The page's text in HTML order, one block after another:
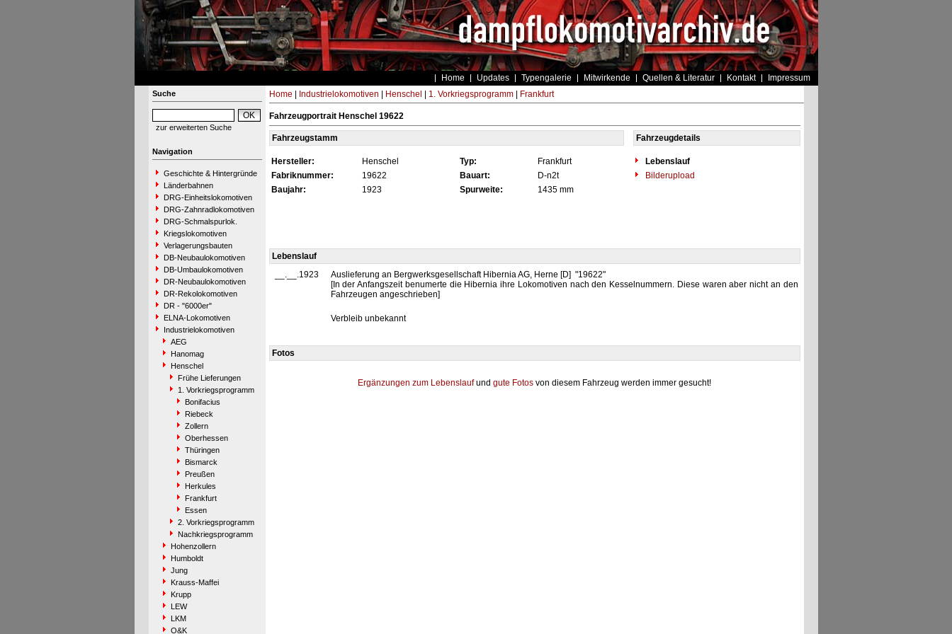
Home Updates Typengalerie Mitwirkende Quellen & Literatur Kontakt Impressum
Suche
zur erweiterten Suche
Navigation
Geschichte & Hintergründe
Länderbahnen
DRG-Einheitslokomotiven
DRG-Zahnradlokomotiven
DRG-Schmalspurlok.
Kriegslokomotiven
Verlagerungsbauten
DB-Neubaulokomotiven
DB-Umbaulokomotiven
DR-Neubaulokomotiven
DR-Rekolokomotiven
DR - "6000er"
ELNA-Lokomotiven
Industrielokomotiven
AEG
Hanomag
Henschel
Frühe Lieferungen
1. Vorkriegsprogramm
Bonifacius
Riebeck
Zollern
Oberhessen
Thüringen
Bismarck
Preußen
Herkules
Frankfurt
Essen
2. Vorkriegsprogramm
Nachkriegsprogramm
Hohenzollern
Humboldt
Jung
Krauss-Maffei
Krupp
LEW
LKM
O&K
Home Industrielokomotiven Henschel 1. Vorkriegsprogramm| Frankfurt
Fahrzeugportrait Henschel 19622
Fahrzeugstamm Fahrzeugdetails
Hersteller: Henschel Typ: Frankfurt
Lebenslauf
Fabriknummer:
19622 Bauart: D-n2t
Bilderupload
Baujahr:
1923 Spurweite: 1435 mm
Lebenslauf
__.__.1923
Auslieferung an Bergwerksgesellschaft Hibernia AG, Herne [D] "19622"
[In der Anfangszeit benumerte die Hibernia ihre Lokomotiven nach den Kesselnummern. Diese waren aber nicht an den
Fahrzeugen angeschrieben]
Verbleib unbekannt
Fotos
Ergänzungen zum Lebenslaufund gute Fotos von diesem Fahrzeug werden immer gesucht!